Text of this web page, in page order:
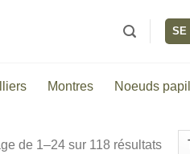
SE
Montres Noeuds
de 1–24 sur 118 résultatsTrié